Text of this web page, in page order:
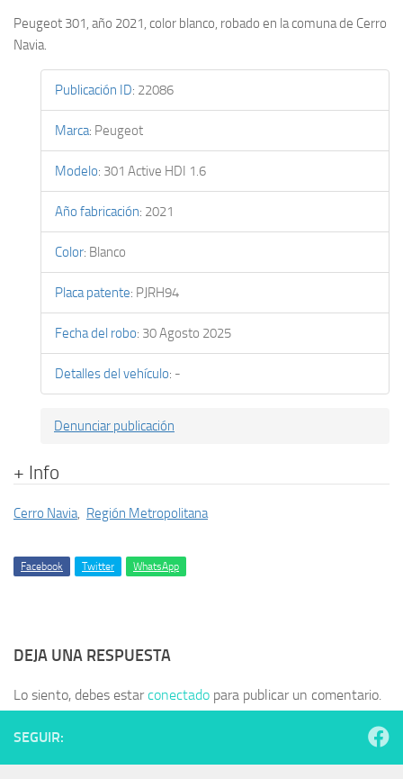
Peugeot 301, año 2021, color blanco, robado en la comuna de Cerro
Navia.
Publicación ID: 22086
Marca: Peugeot
Modelo: 301 Active HDI 1.6
Año fabricación: 2021
Color: Blanco
Placa patente: PJRH94
Fecha del robo: 30 Agosto 2025
Detalles del vehículo: -
Denunciar publicación
+ Info
Cerro Navia, Región Metropolitana
Facebook Twitter WhatsApp
DEJA UNA RESPUESTA
Lo siento, debes estarconectado para publicar un comentario.
SEGUIR: